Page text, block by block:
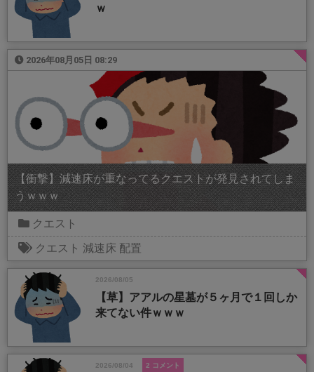
ｗ
2026年08月05日 08:29
【衝撃】減速床が重なってるクエストが発見されてしま
うｗｗｗ
クエスト
クエスト 減速床 配置
2026/08/05
【草】アアルの星墓が５ヶ月で１回しか
来てない件ｗｗｗ
2026/08/04 2 コメント